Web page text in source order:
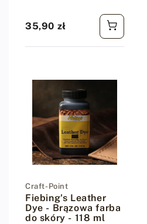
Cena regularna
35,90 zł
Dostawca:
Craft-Point
Fiebing's Leather
Dye - Brązowa farba
do skóry - 118 ml